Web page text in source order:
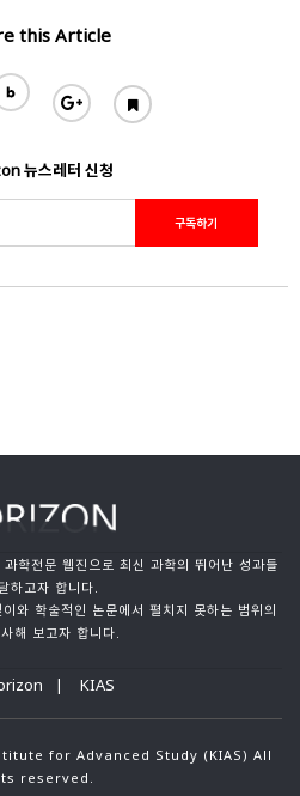
this Article
뉴스레터 신청
학전문 웹진으로 최신 과학의 뛰어난 성과들
하고자 합니다.
와 학술적인 논문에서 펼치지 못하는 범위의
해 보고자 합니다.
KIAS
for Advanced Study (KIAS) All
reserved.